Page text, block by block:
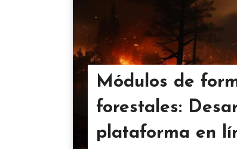
Módulos de
forestales:
plataforma en